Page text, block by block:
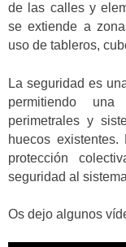
de las calles y
se extiende a
uso de tableros,
La seguridad es
permitiendo
perimetrales y
huecos
protección
seguridad al
Os dejo algunos